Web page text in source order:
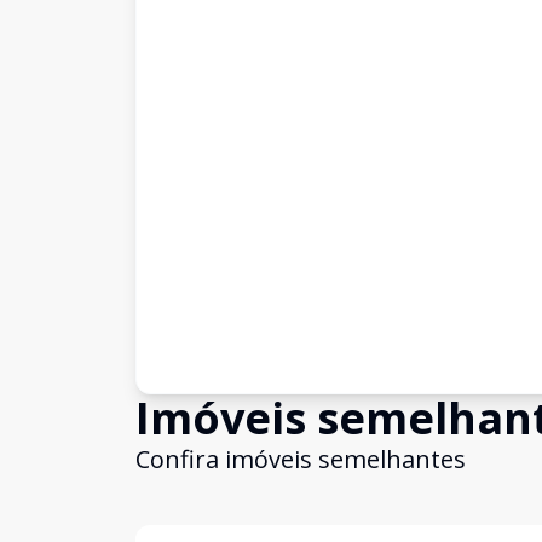
Imóveis
Confira imóveis semelhantes